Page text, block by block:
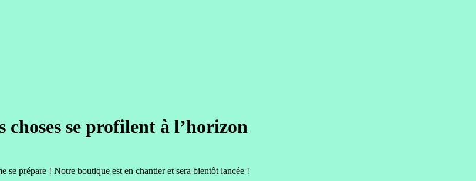
choses se profilent à l’horizon
se prépare ! Notre boutique est en chantier et sera bientôt lancée !